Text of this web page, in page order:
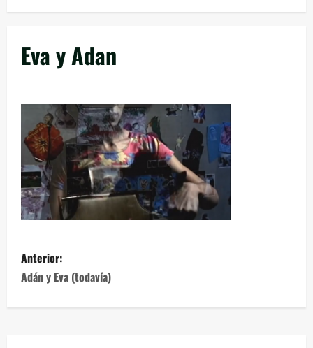
Eva y Adan
Anterior:
Adán y Eva (todavía)